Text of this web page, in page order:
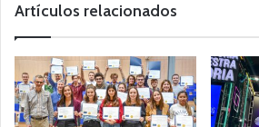
Artículos relacionados